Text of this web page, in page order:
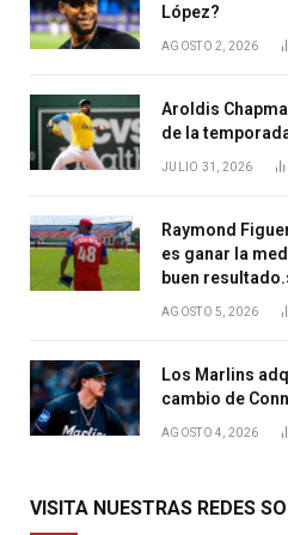
López?
AGOSTO 2, 2026
Aroldis
de la
JULIO 31, 2026
Raymond
es ganar la
buen
AGOSTO 5, 2026
Los Marlins
cambio de
AGOSTO 4, 2026
VISITA NUESTRAS REDES